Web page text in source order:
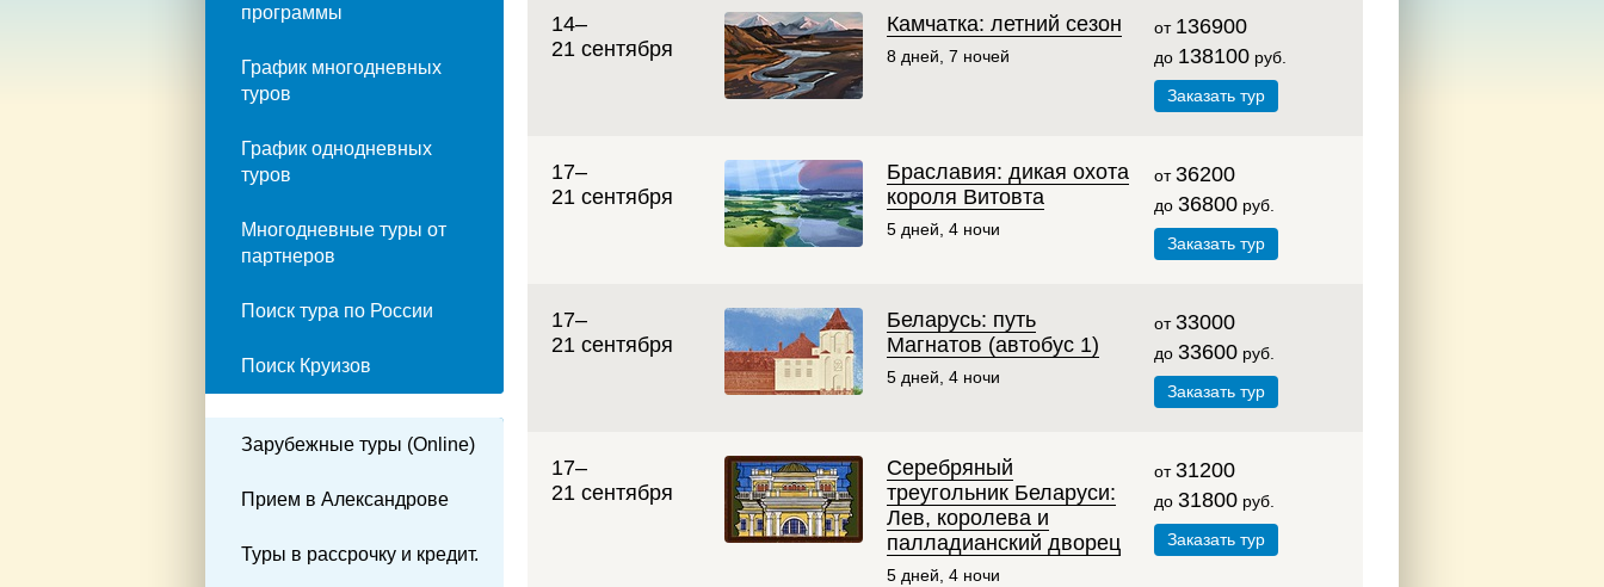
программы
График многодневных
туров
График однодневных
туров
Многодневные туры от
партнеров
Поиск тура по России
Поиск Круизов
Зарубежные туры (Online)
Прием в Александрове
Туры в рассрочку и кредит.
14–
21 сентября
Камчатка: летний сезон
8 дней, 7 ночей
от 136900
до 138100 руб.
Заказать тур
17–
21 сентября
Браславия: дикая охота
короля Витовта
5 дней, 4 ночи
от 36200
до 36800 руб.
Заказать тур
17–
21 сентября
Беларусь: путь
Магнатов (автобус 1)
5 дней, 4 ночи
от 33000
до 33600 руб.
Заказать тур
17–
21 сентября
Серебряный
треугольник Беларуси:
Лев, королева и
палладианский дворец
5 дней, 4 ночи
от 31200
до 31800 руб.
Заказать тур